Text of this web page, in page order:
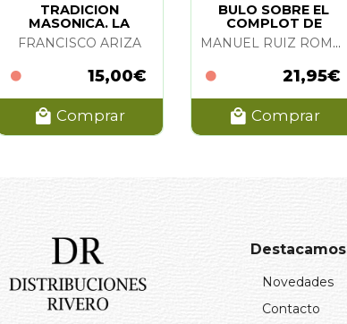
TRADICION
MASONICA. LA
FRANCISCO ARIZA
15,00€
Comprar
BULO SOBRE EL
COMPLOT DE
TABLADA, EL
MANUEL RUIZ ROMERO
21,95€
Comprar
Destacamos
Novedades
Contacto